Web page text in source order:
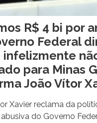
R$ 4 bi por
Federal
infelizmente
para Minas
João Vítor
Xavier reclama da
abusiva do Governo